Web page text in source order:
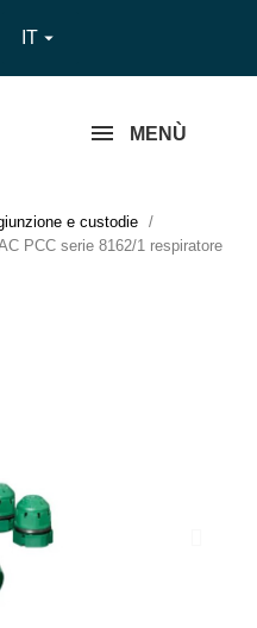
IT 
MENÙ
e custodie
PCC serie 8162/1 respiratore